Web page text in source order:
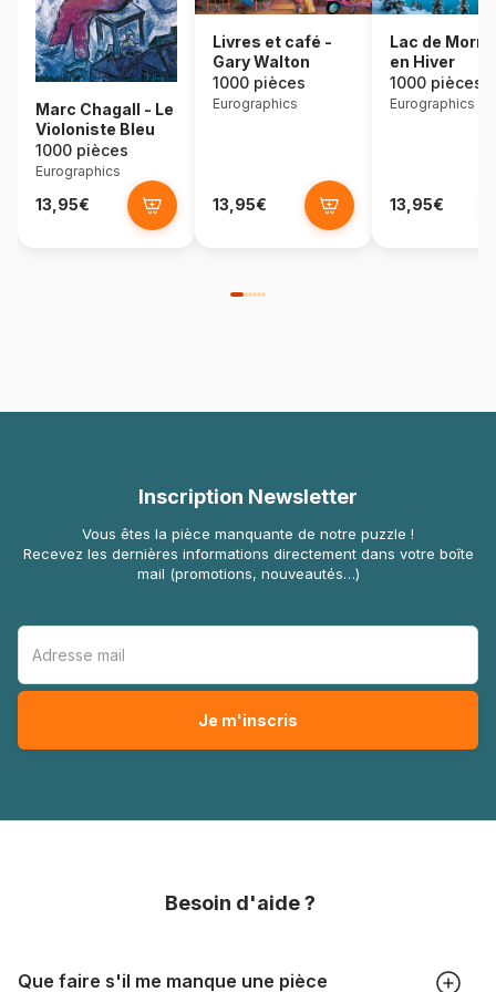
Marc Chagall - Le
Violoniste Bleu
1000 pièces
Eurographics
13,95€
Livres et café -
Gary Walton
1000 pièces
Eurographics
13,95€
Lac de
en Hiver
1000 pièces
Eurographics
13,95€
Inscription Newsletter
Vous êtes la pièce manquante de notre puzzle !
Recevez les dernières informations directement dans votre boîte
mail (promotions, nouveautés…)
Besoin d'aide ?
Que faire s'il me manque une pièce